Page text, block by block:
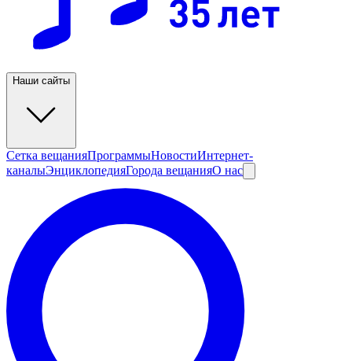
Наши сайты
Сетка вещанияПрограммыНовостиИнтернет-
каналыЭнциклопедияГорода вещанияО нас